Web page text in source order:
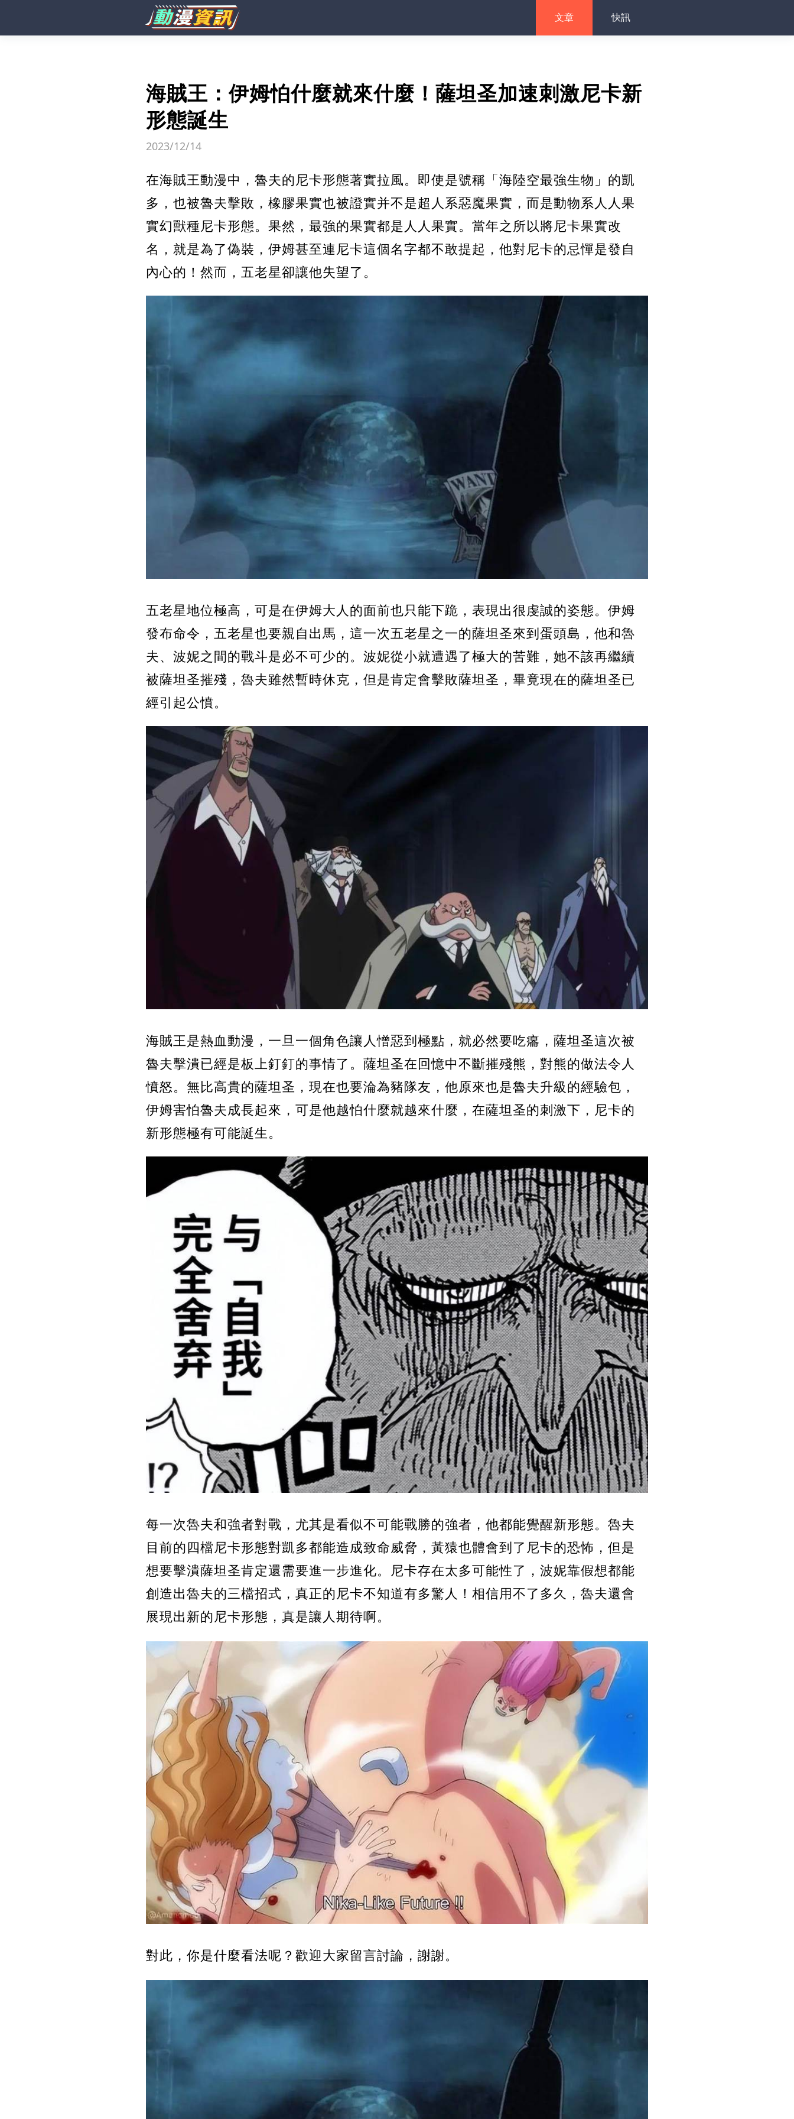
文章 快訊
海賊王：伊姆怕什麼就來什麼！薩坦圣加速刺激尼卡新
形態誕生
2023/12/14
在海賊王動漫中，魯夫的尼卡形態著實拉風。即使是號稱「海陸空最強生物」的凱
多，也被魯夫擊敗，橡膠果實也被證實并不是超人系惡魔果實，而是動物系人人果
實幻獸種尼卡形態。果然，最強的果實都是人人果實。當年之所以將尼卡果實改
名，就是為了偽裝，伊姆甚至連尼卡這個名字都不敢提起，他對尼卡的忌憚是發自
內心的！然而，五老星卻讓他失望了。
五老星地位極高，可是在伊姆大人的面前也只能下跪，表現出很虔誠的姿態。伊姆
發布命令，五老星也要親自出馬，這一次五老星之一的薩坦圣來到蛋頭島，他和魯
夫、波妮之間的戰斗是必不可少的。波妮從小就遭遇了極大的苦難，她不該再繼續
被薩坦圣摧殘，魯夫雖然暫時休克，但是肯定會擊敗薩坦圣，畢竟現在的薩坦圣已
經引起公憤。
海賊王是熱血動漫，一旦一個角色讓人憎惡到極點，就必然要吃癟，薩坦圣這次被
魯夫擊潰已經是板上釘釘的事情了。薩坦圣在回憶中不斷摧殘熊，對熊的做法令人
憤怒。無比高貴的薩坦圣，現在也要淪為豬隊友，他原來也是魯夫升級的經驗包，
伊姆害怕魯夫成長起來，可是他越怕什麼就越來什麼，在薩坦圣的刺激下，尼卡的
新形態極有可能誕生。
每一次魯夫和強者對戰，尤其是看似不可能戰勝的強者，他都能覺醒新形態。魯夫
目前的四檔尼卡形態對凱多都能造成致命威脅，黃猿也體會到了尼卡的恐怖，但是
想要擊潰薩坦圣肯定還需要進一步進化。尼卡存在太多可能性了，波妮靠假想都能
創造出魯夫的三檔招式，真正的尼卡不知道有多驚人！相信用不了多久，魯夫還會
展現出新的尼卡形態，真是讓人期待啊。
對此，你是什麼看法呢？歡迎大家留言討論，謝謝。